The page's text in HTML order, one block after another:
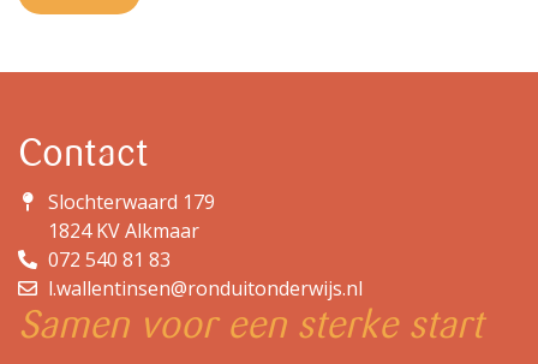
Contact
Slochterwaard 179
1824 KV Alkmaar
072 540 81 83
l.wallentinsen@ronduitonderwijs.nl
Samen voor een sterke start